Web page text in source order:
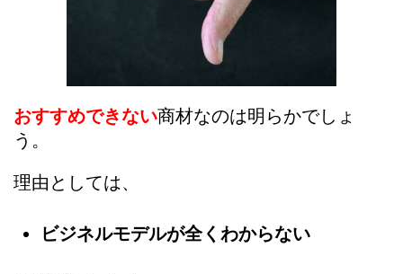
おすすめできない商材なのは明らかでしょ
う。
理由としては、
ビジネルモデルが全くわからない